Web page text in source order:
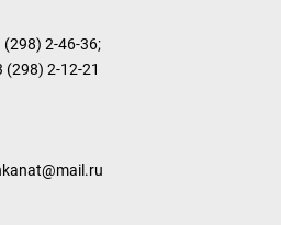
(298) 2-46-36;
(298) 2-12-21